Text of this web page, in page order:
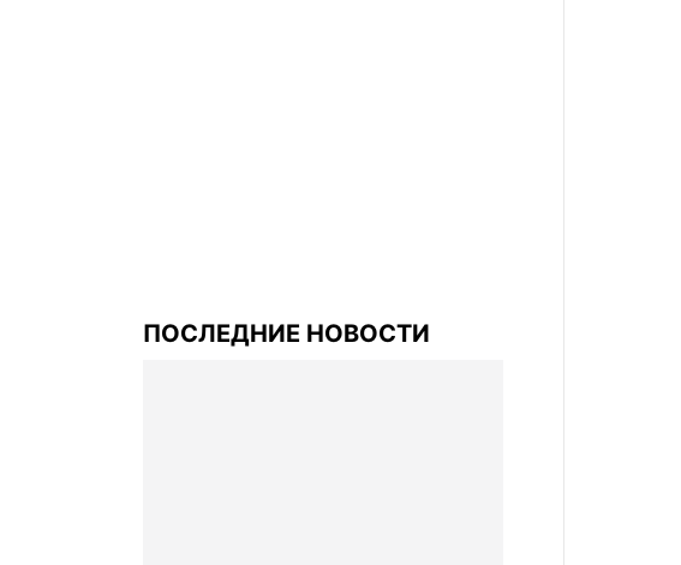
ПОСЛЕДНИЕ НОВОСТИ